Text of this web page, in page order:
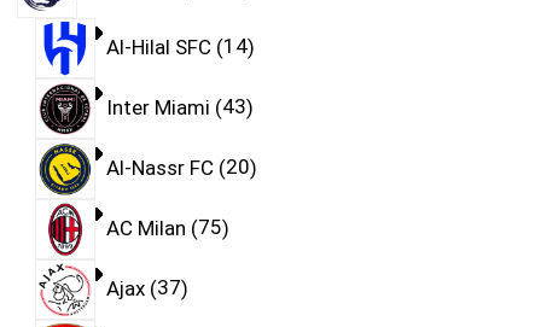
Al-Hilal SFC 14
Inter Miami 43
Al-Nassr FC 20
AC Milan 75
Ajax 37